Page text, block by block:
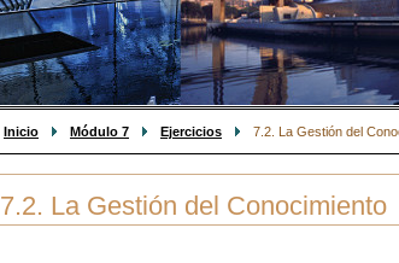
Inicio Módulo 7 Ejercicios 7.2. La Gestión del
7.2. La Gestión del